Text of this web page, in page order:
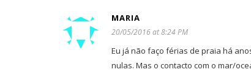
MARIA
20/05/2016 at 8:24 PM
Eu já não faço férias de praia há
nulas. Mas o contacto com o mar/